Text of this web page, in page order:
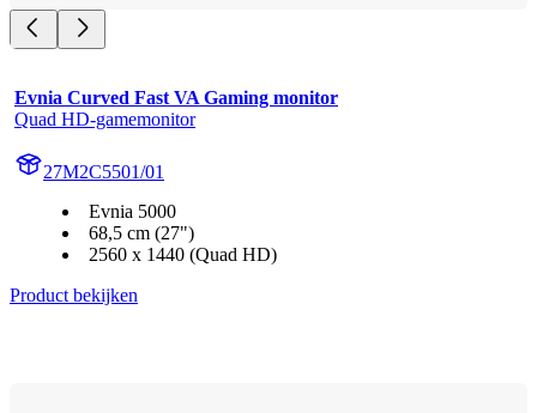
Evnia Curved Fast VA Gaming monitor
Quad HD-gamemonitor
27M2C5501/01
Evnia 5000
68,5 cm (27")
2560 x 1440 (Quad HD)
Product bekijken